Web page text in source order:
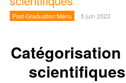
Post-Graduation:Menu 5 juin 2022
Catégorisation
scientifiques